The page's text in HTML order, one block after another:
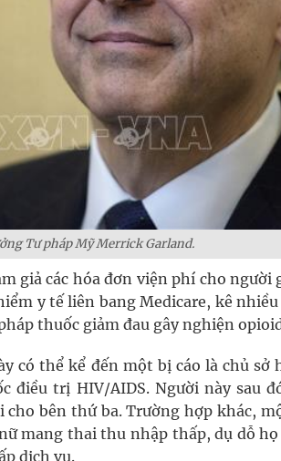
Tư pháp Mỹ Merrick Garland.
giả các hóa đơn viện phí cho
y tế liên bang Medicare, kê
thuốc giảm đau gây nghiện
có thể kể đến một bị cáo là chủ sở
điều trị HIV/AIDS. Người này sau
bên thứ ba. Trường hợp khác,
mang thai thu nhập thấp, dụ dỗ
dịch vụ.